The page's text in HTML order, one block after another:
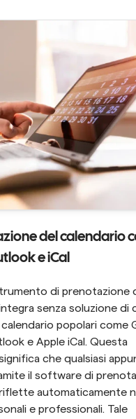
del calendario
e iCal
di prenotazione
senza soluzione di
popolari come
e Apple iCal. Questa
che qualsiasi
il software di
automaticamente
e professionali. Tale